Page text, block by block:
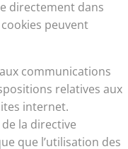
directement dans
peuvent
communications
relatives aux
internet.
la directive
que l’utilisation des